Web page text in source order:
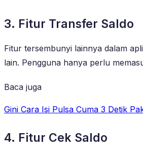
3. Fitur Transfer Saldo
Fitur tersembunyi lainnya dalam
lain. Pengguna hanya perlu
Baca juga
Gini Cara Isi Pulsa Cuma 3 Detik
4. Fitur Cek Saldo